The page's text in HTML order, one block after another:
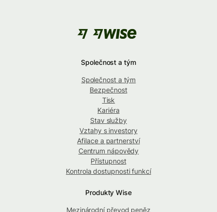
Společnost a tým
Společnost a tým
Bezpečnost
Tisk
Kariéra
Stav služby
Vztahy s investory
Afilace a partnerství
Centrum nápovědy
Přístupnost
Kontrola dostupnosti funkcí
Produkty Wise
Mezinárodní převod peněz